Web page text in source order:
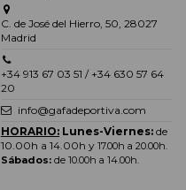
C. de José del Hierro, 50, 28027
Madrid
+34 913 67 03 51 / +34 630 57 64
20
info@gafadeportiva.com
HORARIO: Lunes-Viernes: de
10.00h a 14.00h y 17.00h a 20.00h.
Sábados: de 10.00h a 14.00h.